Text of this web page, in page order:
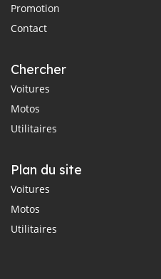
Promotion
Contact
Chercher
Voitures
Motos
Utilitaires
Plan du site
Voitures
Motos
Utilitaires